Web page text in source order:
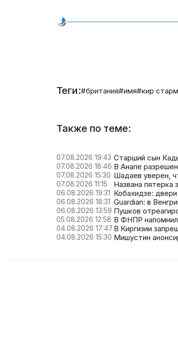
Теги:#британия#имя#кир
Также по теме:
07.08.2026 19:43 Старший сын
07.08.2026 18:46 В Анапе
07.08.2026 15:30 Шадаев уверен,
07.08.2026 11:15 Названа пятерка
06.08.2026 19:31 Кобахидзе:
06.08.2026 18:31 Guardian: в
06.08.2026 13:59 Пушков
05.08.2026 12:58 В ФНПР
04.08.2026 17:47 В Киргизии
04.08.2026 15:30 Мишустин